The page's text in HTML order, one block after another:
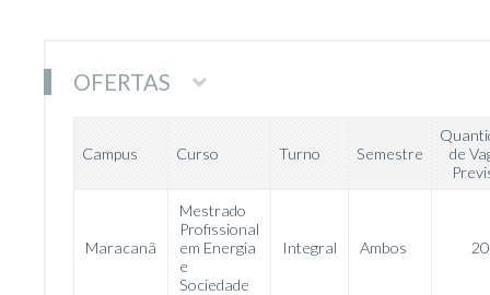
OFERTAS
Campus Curso Turno Semestre
de
Maracanã
Mestrado
Profissional
em Energia
e
Sociedade
Integral Ambos 20